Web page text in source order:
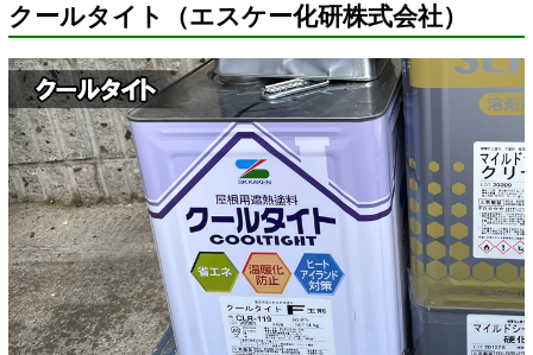
クールタイト（エスケー化研株式会社）